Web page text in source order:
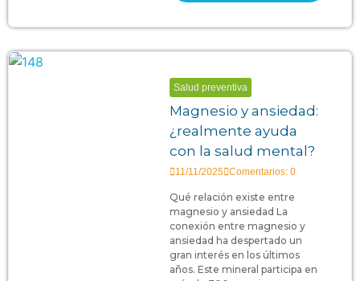
Salud preventiva
Magnesio y ansiedad:
¿realmente ayuda
con la salud mental?
11/11/2025 Comentarios: 0
Qué relación existe entre
magnesio y ansiedad La
conexión entre magnesio y
ansiedad ha despertado un
gran interés en los últimos
años. Este mineral participa en